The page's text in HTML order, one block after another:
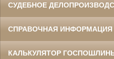
СУДЕБНОЕ
СПРАВОЧНАЯ ИНФОРМАЦИЯ
КАЛЬКУЛЯТОР